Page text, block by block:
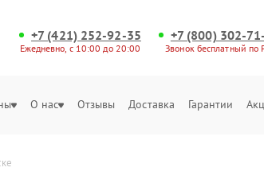
+7 (421) 252-92-35
Ежедневно, с 10:00 до 20:00
+7 (800) 302-
Звонок бесплатный по
О нас Отзывы Доставка Гарантии